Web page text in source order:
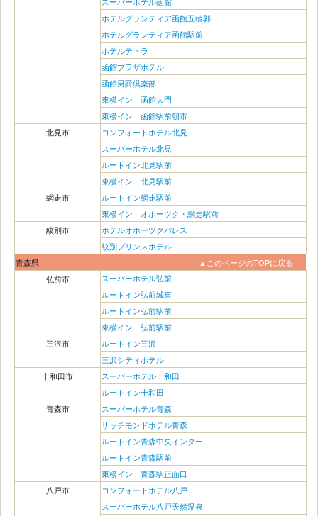
ホテルグランティア函館五稜郭
ホテルグランティア函館駅前
ホテルテトラ
函館プラザホテル
函館男爵倶楽部
東横イン 函館大門
東横イン 函館駅前朝市
北見市
コンフォートホテル北見
スーパーホテル北見
ルートイン北見駅前
東横イン 北見駅前
網走市
ルートイン網走駅前
東横イン オホーツク・網走駅前
紋別市
ホテルオホーツクパレス
紋別プリンスホテル
▲このページのTOPに戻る
青森県
弘前市
スーパーホテル弘前
ルートイン弘前城東
ルートイン弘前駅前
東横イン 弘前駅前
三沢市
ルートイン三沢
三沢シティホテル
十和田市
スーパーホテル十和田
ルートイン十和田
青森市
スーパーホテル青森
リッチモンドホテル青森
ルートイン青森中央インター
ルートイン青森駅前
東横イン 青森駅正面口
八戸市
コンフォートホテル八戸
スーパーホテル八戸天然温泉